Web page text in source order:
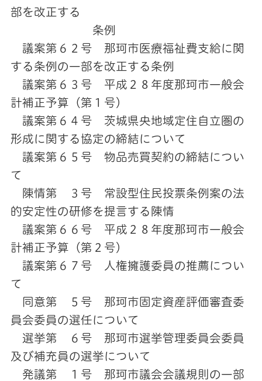
部を改正する
条例
議案第６２号 那珂市医療福祉費支給に関
する条例の一部を改正する条例
議案第６３号 平成２８年度那珂市一般会
計補正予算（第１号）
議案第６４号 茨城県央地域定住自立圏の
形成に関する協定の締結について
議案第６５号 物品売買契約の締結につい
て
陳情第 ３号 常設型住民投票条例案の法
的安定性の研修を提言する陳情
議案第６６号 平成２８年度那珂市一般会
計補正予算（第２号）
議案第６７号 人権擁護委員の推薦につい
て
同意第 ５号 那珂市固定資産評価審査委
員会委員の選任について
選挙第 ６号 那珂市選挙管理委員会委員
及び補充員の選挙について
発議第 １号 那珂市議会会議規則の一部